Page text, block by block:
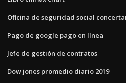
Oficina de seguridad social
Pago de google pago en línea
Jefe de gestión de contratos
Dow jones promedio diario 2019